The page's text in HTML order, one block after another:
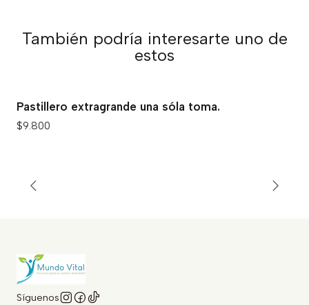
También podría interesarte uno de
estos
Pastillero extragrande una sóla toma.
$9.800
Síguenos